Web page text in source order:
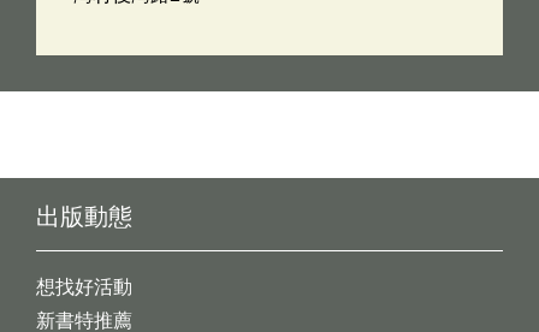
出版動態
想找好活動
新書特推薦